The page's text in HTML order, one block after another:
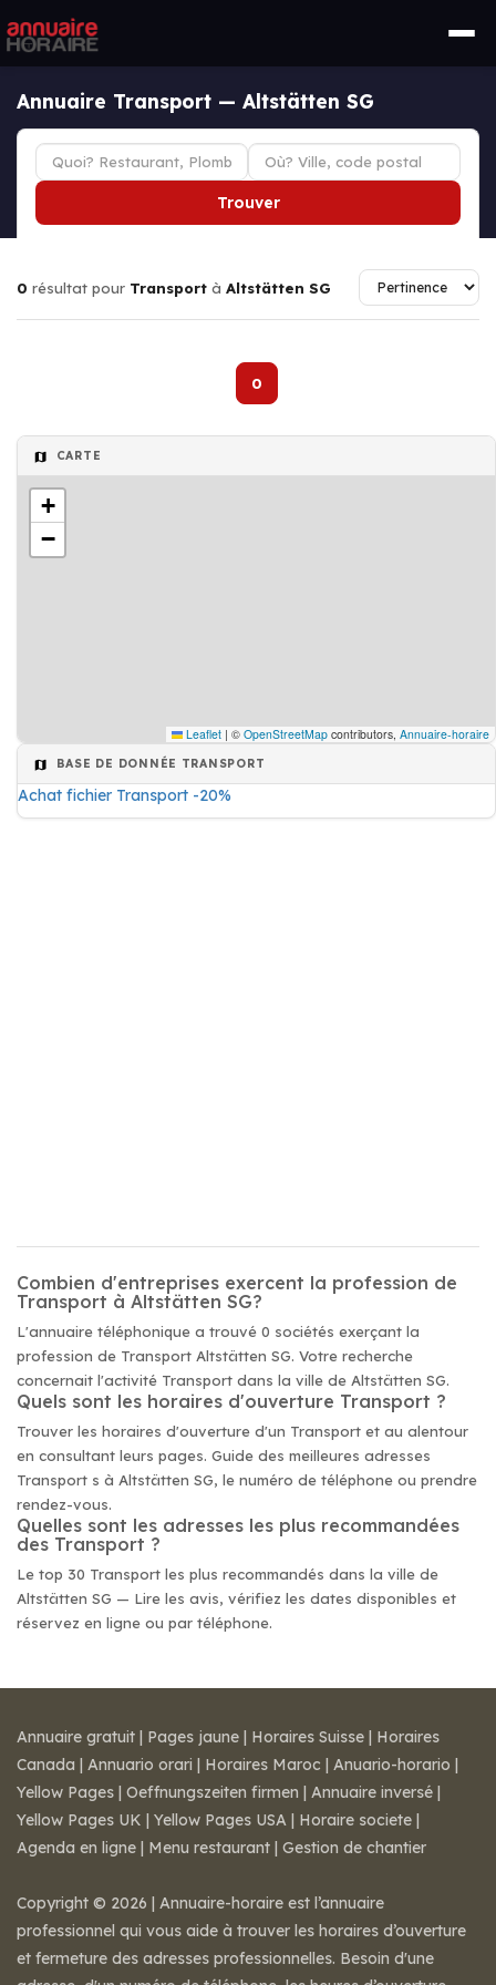
Annuaire Transport — Altstätten SG
Trouver
0 résultat pour Transport à Altstätten SG
0
CARTE
+
−
Leaflet | © OpenStreetMap contributors, Annuaire-horaire
BASE DE DONNÉE TRANSPORT
Achat fichier Transport -20%
Combien d'entreprises exercent la profession de
Transport à Altstätten SG?
L'annuaire téléphonique a trouvé 0 sociétés exerçant la
profession de Transport Altstätten SG. Votre recherche
concernait l'activité Transport dans la ville de Altstätten SG.
Quels sont les horaires d'ouverture Transport ?
Trouver les horaires d'ouverture d'un Transport et au alentour
en consultant leurs pages. Guide des meilleures adresses
Transport s à Altstätten SG, le numéro de téléphone ou prendre
rendez-vous.
Quelles sont les adresses les plus recommandées
des Transport ?
Le top 30 Transport les plus recommandés dans la ville de
Altstätten SG — Lire les avis, vérifiez les dates disponibles et
réservez en ligne ou par téléphone.
Annuaire gratuit | Pages jaune | Horaires Suisse | Horaires
Canada | Annuario orari | Horaires Maroc | Anuario-horario |
Yellow Pages | Oeffnungszeiten firmen | Annuaire inversé |
Yellow Pages UK | Yellow Pages USA | Horaire societe |
Agenda en ligne | Menu restaurant | Gestion de chantier
Copyright © 2026 | Annuaire-horaire est l’annuaire
professionnel qui vous aide à trouver les horaires d’ouverture
et fermeture des adresses professionnelles. Besoin d'une